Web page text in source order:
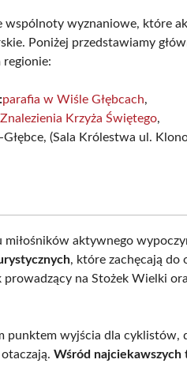
wspólnoty wyznaniowe, które
Poniżej przedstawiamy
parafia w Wiśle Głębcach,
Krzyża Świętego,
Głębce, (Sala Królestwa ul.
miłośników aktywnego
, które zachęcają do
na Stożek Wielki
punktem wyjścia dla cyklistów,
Wśród najciekawszych